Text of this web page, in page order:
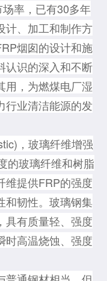
率，已有30多年
计、加工和制作方
烟囱的设计和施
认识的深入和不断
用，为燃煤电厂湿
行业清洁能源的发
，玻璃纤维增强
的玻璃纤维和树脂
维提供FRP的强度
和韧性。玻璃钢集
具有质量轻、强度
时高温烧蚀、强度